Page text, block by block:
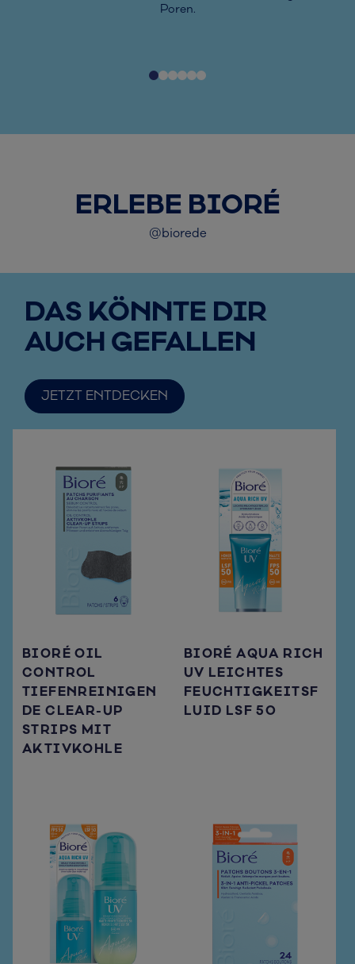
Poren.
ERLEBE BIORÉ
@biorede
DAS KÖNNTE DIR
AUCH GEFALLEN
JETZT ENTDECKEN
BIORÉ OIL
CONTROL
TIEFENREINIGEN
DE CLEAR-UP
STRIPS MIT
AKTIVKOHLE
BIORÉ AQUA RICH
UV LEICHTES
FEUCHTIGKEITSF
LUID LSF 50